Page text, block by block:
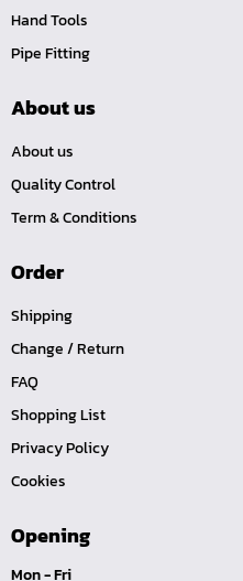
TOOL-คอปเปอร์-PM
TOOL-คอปเปอร์-PH
ปืนลม ยิงรีเวตนัท
ไขควงตอกชุด มาด้า 9 ชิ้น
TOOL-GREASE-หัวอัดจาร
TOOL-GREASE-หัวอัดจาร
หัวอัดจาราบี สี่เขี้ยว
TOOL-GREASE-หัวอัดจาร
TOOL-GREASE-หัวอัดจาร
TOOL-GREASE-หัวอัดจาร
TOOL-GREASE-หัวอัดจารา
Hand Tools
Pipe Fitting
About us
About us
Quality Control
Term & Conditions
Order
Shipping
Change / Return
FAQ
Shopping List
Privacy Policy
Cookies
Opening
Mon - Fri